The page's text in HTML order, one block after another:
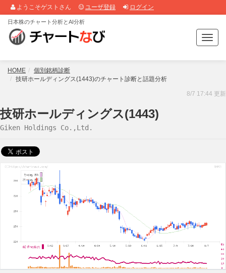
ようこそゲストさん ユーザ登録 ログイン
T
o
g
日本株のチャート分析とAI分析
HOME
個別銘柄診断
技研ホールディングス(1443)のチャート診断と話題分析
8/7 17:44 更新
技研ホールディングス(1443)
Giken Holdings Co.,Ltd.